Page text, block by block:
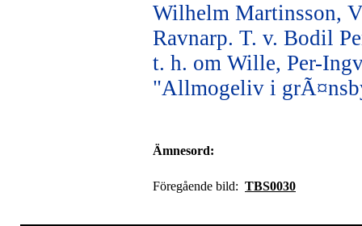
Wilhelm Martinsson,
Ravnarp. T. v. Bodil
t. h. om Wille, Per-
"Allmogeliv i
Ämnesord:
Föregående bild: TBS0030